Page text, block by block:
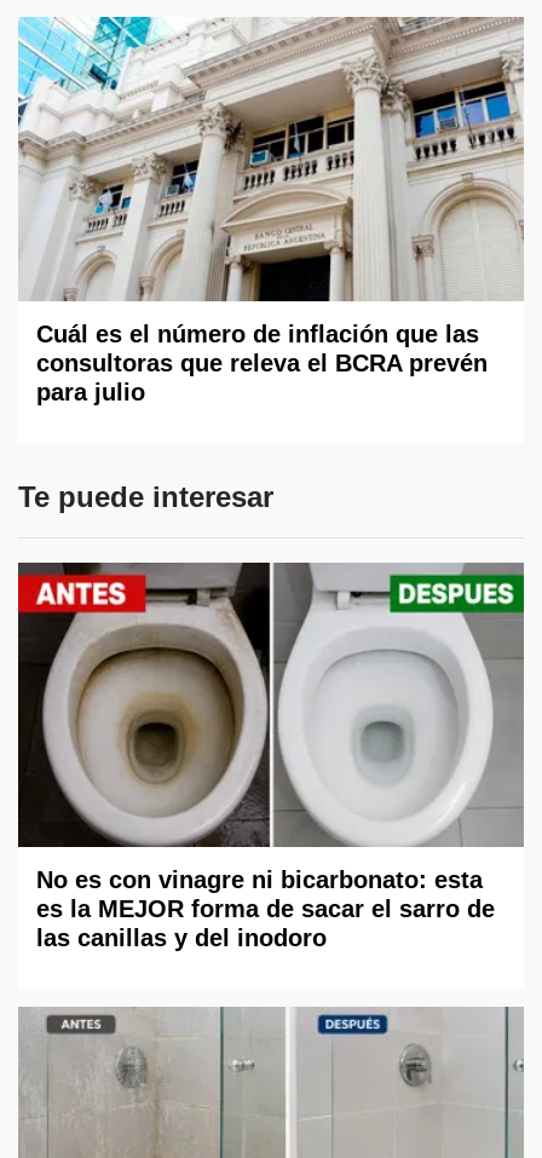
Cuál es el número de inflación que las
consultoras que releva el BCRA prevén
para julio
Te puede interesar
No es con vinagre ni bicarbonato: esta
es la MEJOR forma de sacar el sarro de
las canillas y del inodoro